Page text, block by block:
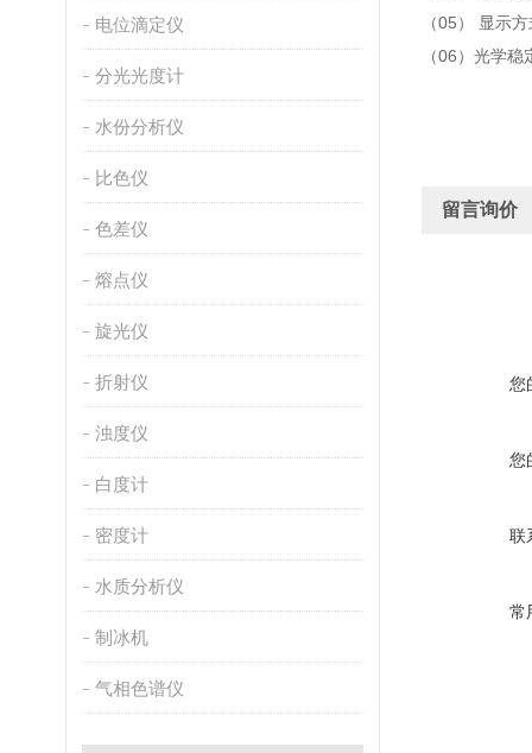
电位滴定仪
分光光度计
水份分析仪
比色仪
色差仪
熔点仪
旋光仪
折射仪
浊度仪
白度计
密度计
水质分析仪
制冰机
气相色谱仪
（05） 显示
（06）光学
留言询价
您
您
联
常